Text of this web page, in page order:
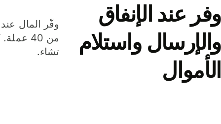
وفر عند الإنفاق
والإرسال واستلام
الأموال
وفّر المال عند
من 40
تشاء.